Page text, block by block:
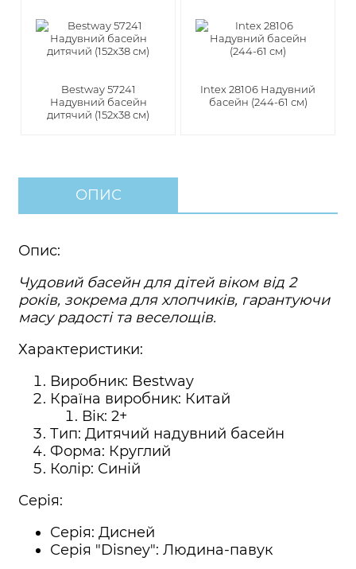
Bestway 57241
Надувний басейн
дитячий (152х38 см)
Intex 28106 Надувний
басейн (244-61 см)
ОПИС
Опис:
Чудовий басейн для дітей віком від 2
років, зокрема для хлопчиків, гарантуючи
масу радості та веселощів.
Характеристики:
Виробник: Bestway
Країна виробник: Китай
Вік: 2+
Тип: Дитячий надувний басейн
Форма: Круглий
Колір: Синій
Серія:
Серія: Дисней
Серія "Disney": Людина-павук